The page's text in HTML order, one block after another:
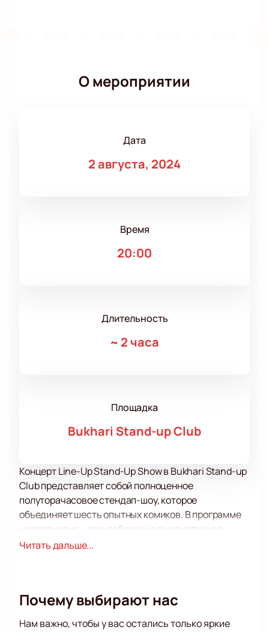
О мероприятии
Дата
2 августа, 2024
Время
20:00
Длительность
~ 2 часа
Площадка
Bukhari Stand-up Club
Концерт Line-Up Stand-Up Show в Bukhari Stand-up
Club представляет собой полноценное
полуторачасовое стендап-шоу, которое
объединяет шесть опытных комиков. В программе
мероприятия – разнообразные выступления с
качественным материалом, личными историями и
комедии, что делает каждое выступление
Bukhari Stand-up Club – это современная
Читать дальше...
Почему выбирают нас
Нам важно, чтобы у вас остались только яркие